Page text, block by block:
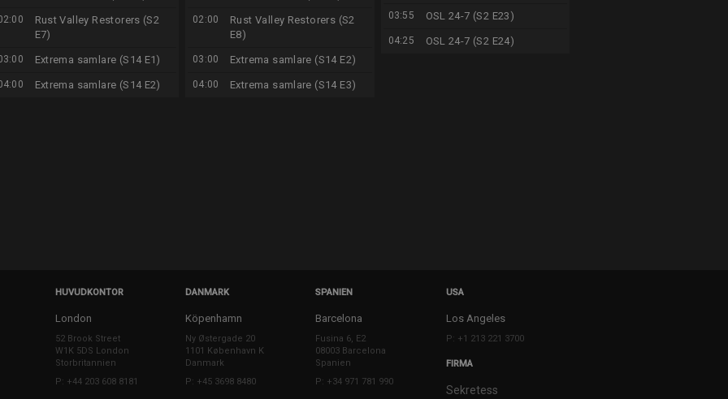
Rust Valley Restorers (S2
E7)
Extrema samlare (S14 E1)
Extrema samlare (S14 E2)
02:00
Rust Valley Restorers (S2
E8)
03:00 Extrema samlare (S14 E2)
04:00 Extrema samlare (S14 E3)
03:55 OSL 24-7 (S2 E23)
04:25 OSL 24-7 (S2 E24)
HUVUDKONTOR
London
52 Brook Street
W1K 5DS London
Storbritannien
P: +44 203 608 8181
DANMARK
Köpenhamn
Ny Østergade 20
1101 København K
Danmark
P: +45 3698 8480
SPANIEN
Barcelona
Fusina 6, E2
08003 Barcelona
Spanien
P: +34 971 781 990
USA
Los Angeles
P: +1 213 221 3700
FIRMA
Sekretess